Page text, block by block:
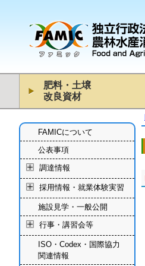
肥料・土壌
改良資材
FAMICについて
公表事項
調達情報
採用情報・就業体験実習
施設見学・一般公開
行事・講習会等
ISO・Codex・国際協力
関連情報